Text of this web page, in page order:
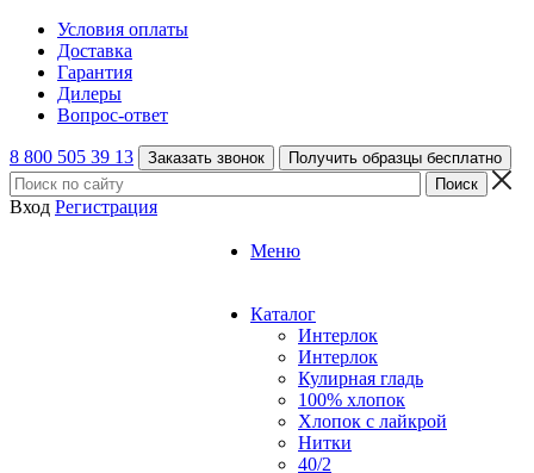
Условия оплаты
Доставка
Гарантия
Дилеры
Вопрос-ответ
8 800 505 39 13 Заказать звонок Получить образцы бесплатно
Вход Регистрация
Меню
Каталог
Интерлок
Интерлок
Кулирная гладь
100% хлопок
Хлопок с лайкрой
Нитки
40/2